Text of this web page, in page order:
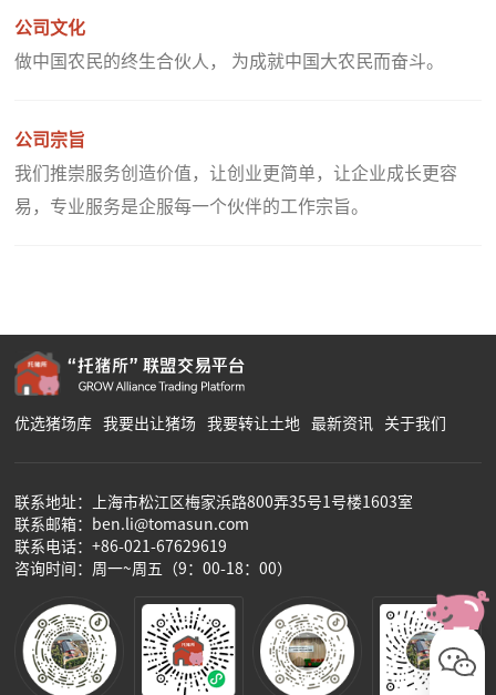
公司文化
做中国农民的终生合伙人， 为成就中国大农民而奋斗。
公司宗旨
我们推崇服务创造价值，让创业更简单，让企业成长更容
易，专业服务是企服每一个伙伴的工作宗旨。
优选猪场库 我要出让猪场 我要转让土地 最新资讯 关于我们
联系地址：上海市松江区梅家浜路800弄35号1号楼1603室
联系邮箱：ben.li@tomasun.com
联系电话：+86-021-67629619
咨询时间：周一~周五（9：00-18：00）